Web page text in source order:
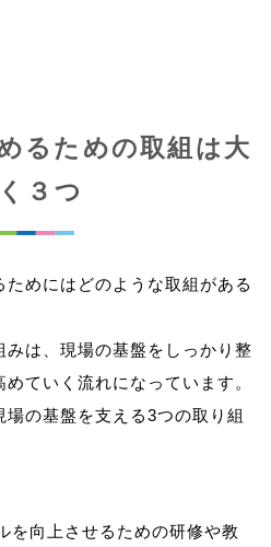
るための取組は大
３つ
めにはどのような取組がある
は、現場の基盤をしっかり整
ていく流れになっています。
場の基盤を支える3つの取り組
を向上させるための研修や教